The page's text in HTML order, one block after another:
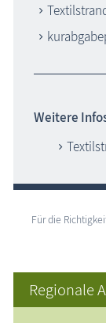
Weitere
Für die
Regionale